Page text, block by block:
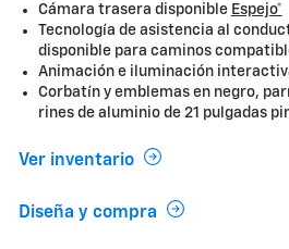
Cámara trasera disponible Espejo*
Tecnología de asistencia al
disponible para caminos
Animación e iluminación
Corbatín y emblemas en negro,
rines de aluminio de 21 pulgadas
Ver inventario
Diseña y compra